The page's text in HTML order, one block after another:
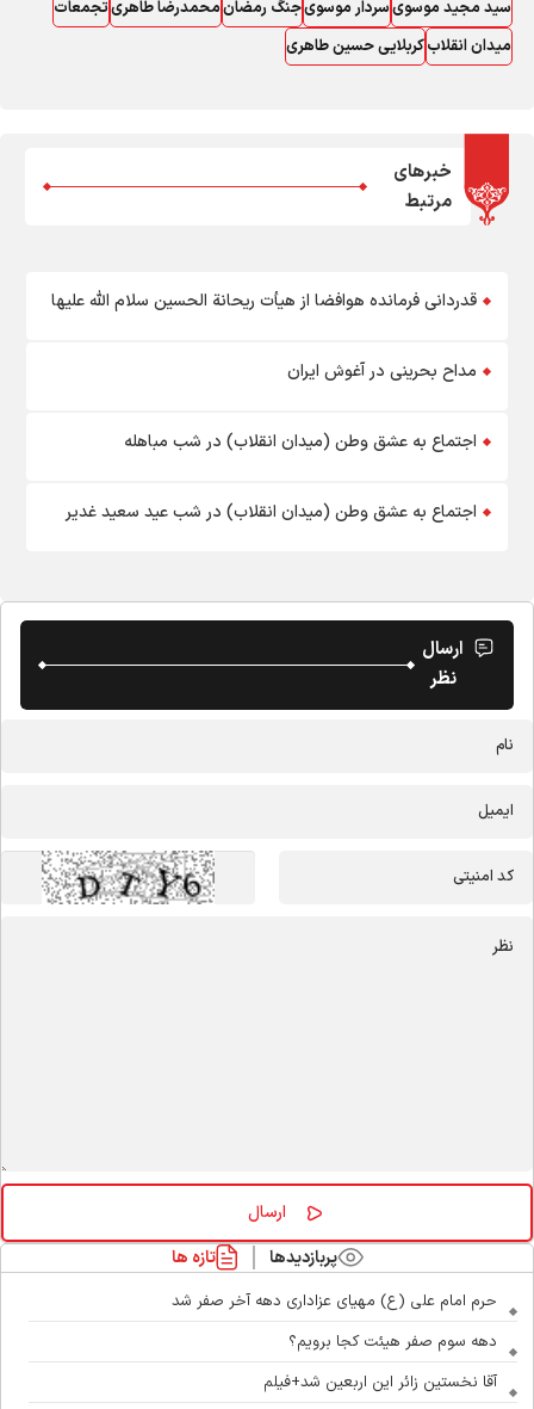
سید مجید موسویسردار موسویجنگ رمضانمحمدرضا طاهریتجمعات
میدان انقلابکربلایی حسین طاهری
خبرهای
مرتبط
قدردانی فرمانده هوافضا از هیأت ریحانة الحسین سلام الله علیها
مداح بحرینی در آغوش ایران
اجتماع به عشق وطن (میدان انقلاب) در شب مباهله
اجتماع به عشق وطن (میدان انقلاب) در شب عيد سعيد غدير
ارسال
نظر
پربازدیدها تازه ها
حرم امام علی (ع) مهیای عزاداری دهه آخر صفر شد
دهه سوم صفر هیئت کجا برویم؟
آقا نخستین زائر این اربعین شد+فیلم